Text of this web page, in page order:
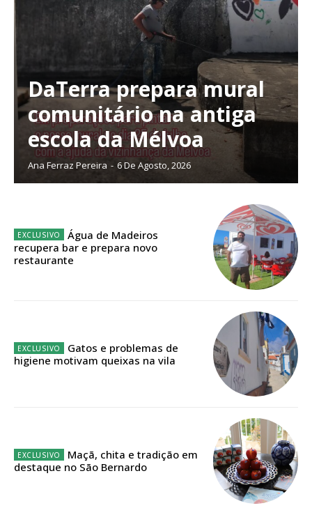
Planos de Assinatura
Faça-se assinante do Região de Cister e ajude-nos a manter este serviço
público!
Sendo assinante terá acesso a todos os conteúdos exclusivos e versões
12 meses
DaTerra prepara mural
comunitário na antiga
escola da Mélvoa
Ana Ferraz Pereira - 6 De Agosto, 2026
Água de Madeiros
recupera bar e prepara novo
restaurante
Gatos e problemas de
higiene motivam queixas na vila
Maçã, chita e tradição em
destaque no São Bernardo